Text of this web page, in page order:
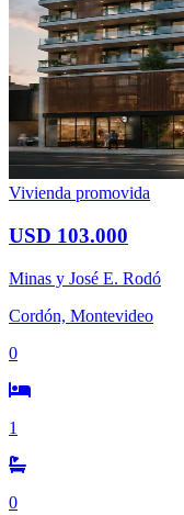
Vivienda promovida
USD 103.000
Minas y José E. Rodó
Cordón, Montevideo
0
1
0